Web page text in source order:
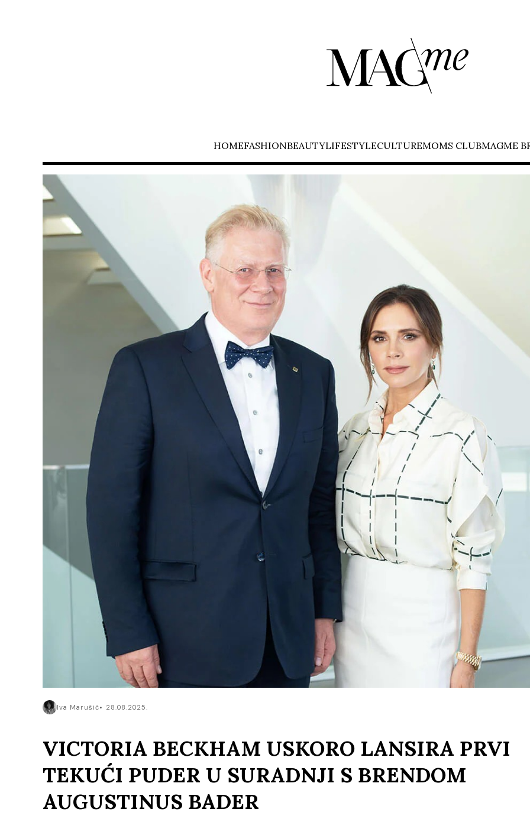
HOMEFASHIONBEAUTYLIFESTYLECULTUREMOMS CLUBMAGME
Iva Marušić 28.08.2025.
VICTORIA BECKHAM USKORO LANSIRA PRVI
TEKUĆI PUDER U SURADNJI S BRENDOM
AUGUSTINUS BADER